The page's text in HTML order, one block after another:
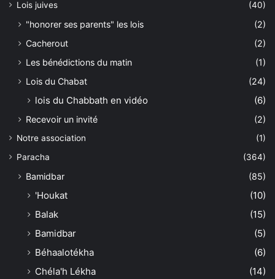
Lois juives (40)
"honorer ses parents" les lois
(2)
Cacherout
(2)
Les bénédictions du matin
(1)
Lois du Chabat
(24)
lois du Chabbath en vidéo (6)
Recevoir un invité (2)
Notre association
(1)
Paracha
(364)
Bamidbar (85)
'Houkat
(10)
Balak
(15)
Bamidbar
(5)
Béhaalotékha
(6)
Chéla'h Lékha
(14)